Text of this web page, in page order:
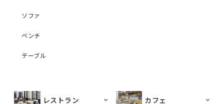
ソファ
ベンチ
テーブル
レストラン カフェ